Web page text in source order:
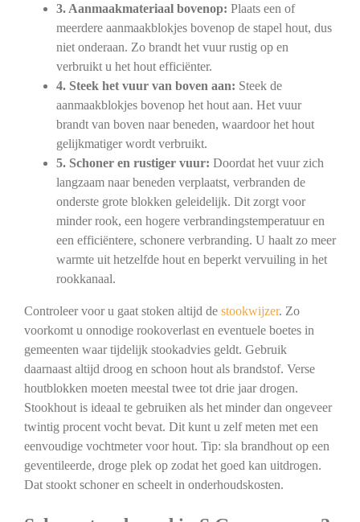
3. Aanmaakmateriaal bovenop: Plaats een of
meerdere aanmaakblokjes bovenop de stapel hout, dus
niet onderaan. Zo brandt het vuur rustig op en
verbruikt u het hout efficiënter.
4. Steek het vuur van boven aan: Steek de
aanmaakblokjes bovenop het hout aan. Het vuur
brandt van boven naar beneden, waardoor het hout
gelijkmatiger wordt verbruikt.
5. Schoner en rustiger vuur: Doordat het vuur zich
langzaam naar beneden verplaatst, verbranden de
onderste grote blokken geleidelijk. Dit zorgt voor
minder rook, een hogere verbrandingstemperatuur en
een efficiëntere, schonere verbranding. U haalt zo meer
warmte uit hetzelfde hout en beperkt vervuiling in het
rookkanaal.
Controleer voor u gaat stoken altijd de stookwijzer. Zo
voorkomt u onnodige rookoverlast en eventuele boetes in
gemeenten waar tijdelijk stookadvies geldt. Gebruik
daarnaast altijd droog en schoon hout als brandstof. Verse
houtblokken moeten meestal twee tot drie jaar drogen.
Stookhout is ideaal te gebruiken als het minder dan ongeveer
twintig procent vocht bevat. Dit kunt u zelf meten met een
eenvoudige vochtmeter voor hout. Tip: sla brandhout op een
geventileerde, droge plek op zodat het goed kan uitdrogen.
Dat stookt schoner en scheelt in onderhoudskosten.